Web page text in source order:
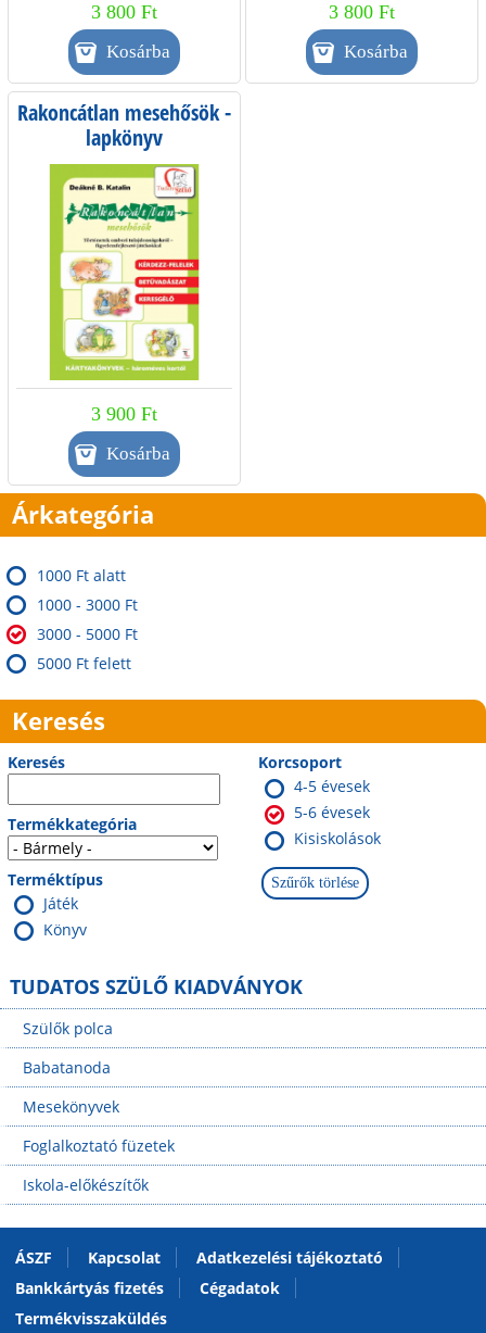
3 800 Ft 3 800 Ft
Rakoncátlan mesehősök -
lapkönyv
3 900 Ft
Árkategória
1000 Ft alatt
1000 - 3000 Ft
3000 - 5000 Ft
5000 Ft felett
Keresés
Keresés
Termékkategória
Terméktípus
Játék
Könyv
Korcsoport
4-5 évesek
5-6 évesek
Kisiskolások
TUDATOS SZÜLŐ KIADVÁNYOK
Szülők polca
Babatanoda
Mesekönyvek
Foglalkoztató füzetek
Iskola-előkészítők
ÁSZF Kapcsolat
Adatkezelési tájékoztató
Bankkártyás fizetés
Cégadatok
Termékvisszaküldés